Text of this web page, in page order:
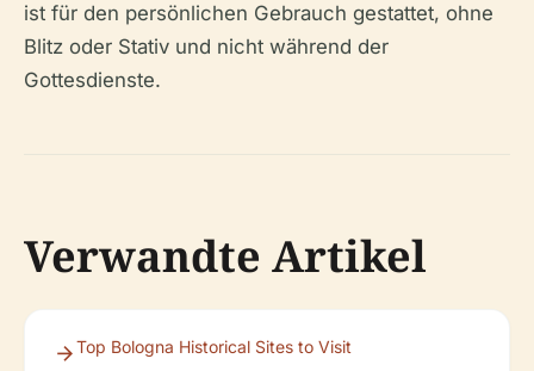
ist für den persönlichen Gebrauch gestattet, ohne
Blitz oder Stativ und nicht während der
Gottesdienste.
Verwandte Artikel
Top Bologna Historical Sites to Visit